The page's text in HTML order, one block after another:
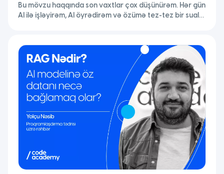
Bu mövzu haqqında son vaxtlar çox düşünürəm. Hər gün
AI ilə işləyirəm, AI öyrədirəm və özümə tez-tez bir sual
ilə başlamayıb. Google-a yaddaşı verdik, GPS-ə
istiqaməti. Beyin praqmatikdir nəyi saxlamağa dəyməz
hesab edirsə, saxlamır. AI bu dinamikanın davamıdır.
Fərq odur […]